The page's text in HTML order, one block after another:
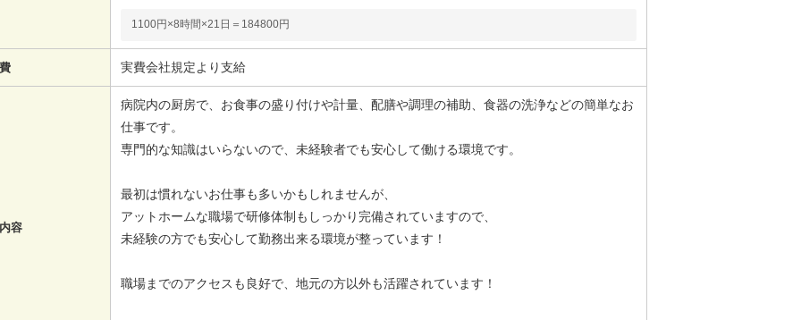
1100円×8時間×21日＝184800円
実費会社規定より支給
容
病院内の厨房で、お食事の盛り付けや計量、配膳や調理の補助、食器の洗浄などの簡単なお
仕事です。
専門的な知識はいらないので、未経験者でも安心して働ける環境です。
最初は慣れないお仕事も多いかもしれませんが、
アットホームな職場で研修体制もしっかり完備されていますので、
未経験の方でも安心して勤務出来る環境が整っています！
職場までのアクセスも良好で、地元の方以外も活躍されています！